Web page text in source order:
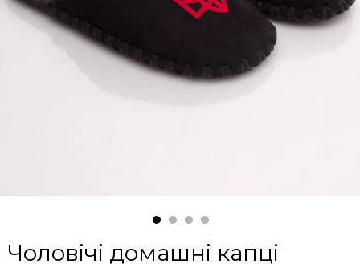
Чоловічі домашні капці